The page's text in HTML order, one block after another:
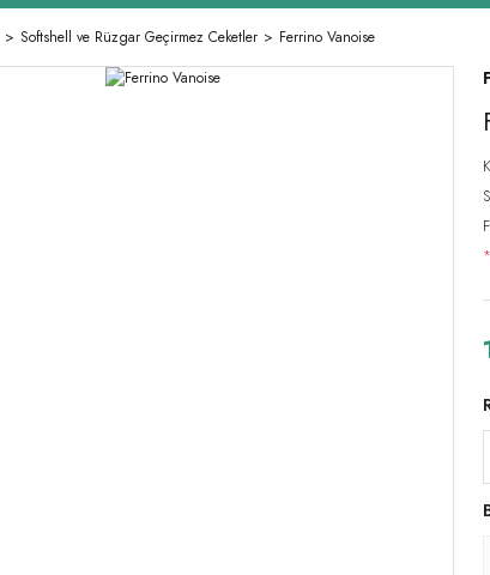
Softshell ve Rüzgar Geçirmez Ceketler Ferrino Vanoise